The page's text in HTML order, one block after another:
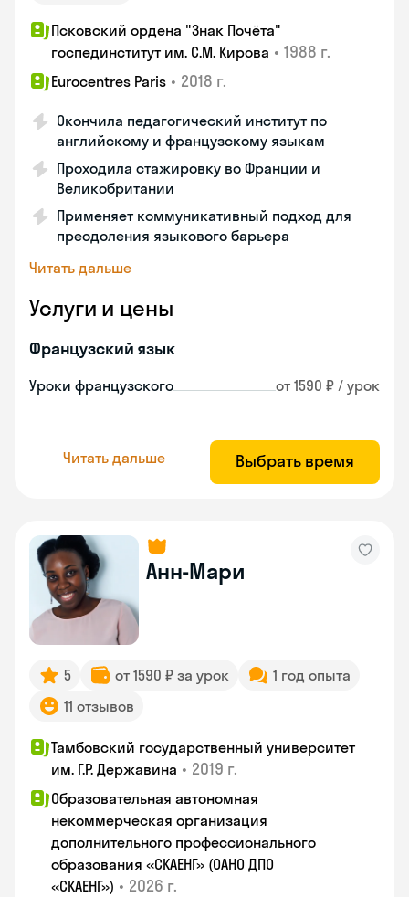
Псковский ордена "Знак Почёта"
госпединститут им. С.М. Кирова • 1988 г.
Eurocentres Paris • 2018 г.
Окончила педагогический институт по
английскому и французскому языкам
Проходила стажировку во Франции и
Великобритании
Применяет коммуникативный подход для
преодоления языкового барьера
Читать дальше
Услуги и цены
Французский язык
Уроки французского от 1590 ₽ / урок
Читать дальше Выбрать время
Анн-Мари
5 от 1590 ₽ за урок
1 год опыта
11 отзывов
Тамбовский государственный университет
им. Г.Р. Державина • 2019 г.
Образовательная автономная
некоммерческая организация
дополнительного профессионального
образования «СКАЕНГ» (ОАНО ДПО
«СКАЕНГ») • 2026 г.